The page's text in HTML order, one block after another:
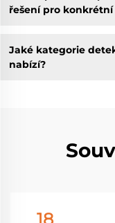
řešení pro
Jaké kategorie
nabízí?